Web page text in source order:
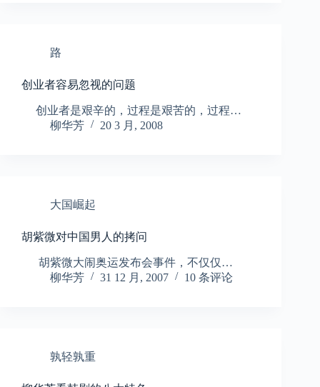
路
创业者容易忽视的问题
创业者是艰辛的，过程是艰苦的，过程…
柳华芳
20 3 月, 2008
大国崛起
胡紫微对中国男人的拷问
胡紫微大闹奥运发布会事件，不仅仅…
柳华芳
31 12 月, 2007 10 条评论
孰轻孰重